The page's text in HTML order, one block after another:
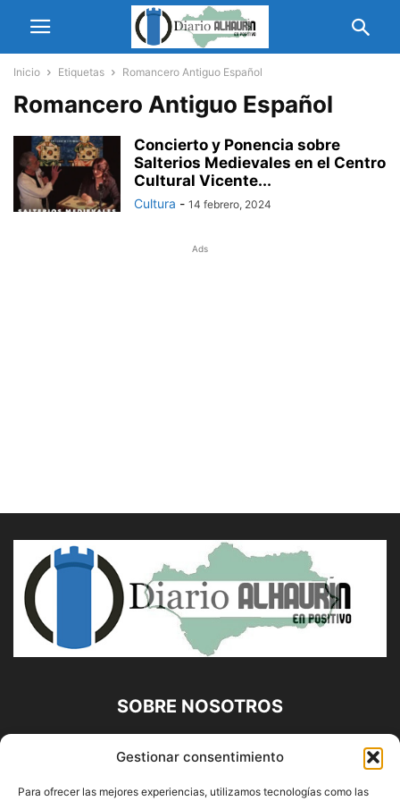
Gestionar consentimiento
Para ofrecer las mejores experiencias, utilizamos tecnologías como las
Inicio Etiquetas Romancero Antiguo Español
Romancero Antiguo Español
Concierto y Ponencia sobre
Salterios Medievales en el Centro
Cultural Vicente...
Cultura - 14 febrero, 2024
Ads
SOBRE NOSOTROS
Diario Alhaurín (www.alhaurindelatorre.com) Propiedad de
Francisco E. López López | 639 95 71 95 | Noticias de
Alhaurín de la Torre, Málaga y Provincia|